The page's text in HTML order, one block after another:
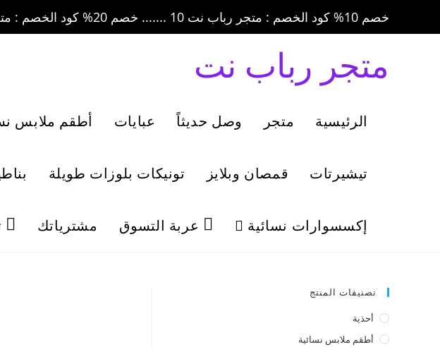
خصم 10% كود الخصم : متجر رباب نت 10 ....... خصم 20% كود الخصم : متجر رباب نت 20
متجر رباب نت
الرئيسية متجر وصل حديثاً عبايات أطقم ملابس
تيشيرتات قمصان وبلايز تونيكات بلوزات طويلة
إكسسوارات نسائية عربة التسوق مشترياتك
تصنيفات المنتج
أحذية
أطقم ملابس نسائية